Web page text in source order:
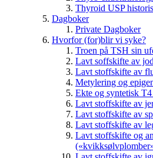
Thyroid USP
Dagboker
Private Dagboker
Hvorfor (for)blir vi syke?
Troen på TSH sin
Lavt soffskifte av
Lavt stoffskifte av
Metylering og
Ekte og syntetisk
Lavt stoffskifte av
Lavt stoffskifte av
Lavt stoffskifte av
Lavt stoffskifte og